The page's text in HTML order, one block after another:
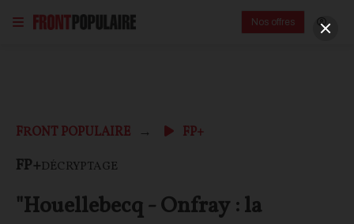
Nos offres
FRONT POPULAIRE FP+
FP+DÉCRYPTAGE
"Houellebecq - Onfray : la